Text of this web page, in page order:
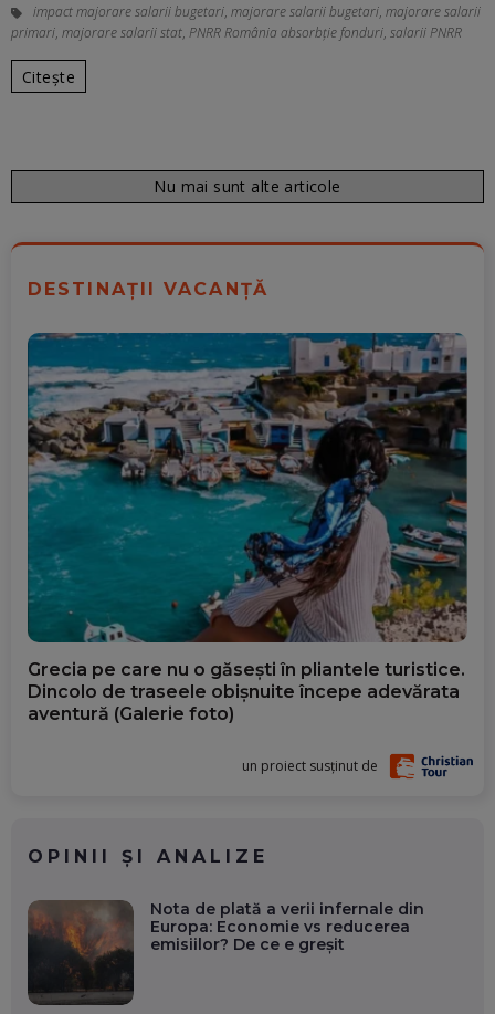
impact majorare salarii bugetari, majorare salarii bugetari, majorare salarii
primari, majorare salarii stat, PNRR România absorbție fonduri, salarii PNRR
Citește
Nu mai sunt alte articole
DESTINAȚII VACANȚĂ
Grecia pe care nu o găsești în pliantele turistice.
Dincolo de traseele obișnuite începe adevărata
aventură (Galerie foto)
un proiect susținut de
OPINII ȘI ANALIZE
Nota de plată a verii infernale din
Europa: Economie vs reducerea
emisiilor? De ce e greșit